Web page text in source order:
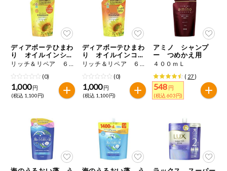
WEBカタログ
先着限定から探す
人気カテゴリ
食品から探す
家庭用品から探す
目的から探す
冷凍食品
ミールキット
など
麺類
レトルト・缶
詰・瓶詰
調味料・だ
し・油・ルー
特価情報
アレルゲン情報
特定原材料と特定原材料に準ずるものが含まれていない商品
を検索できます。
小麦 卵
落花生 かに くるみ
ディアボーテひまわ
り オイルインシャ
ンプー 詰替用
リッチ＆リペア ６６０ｍＬ
(0)
1,000 円
(税込 1,100円)
ディアボーテひまわ
り オイルインコン
ディショナー 詰替 リッチ＆リペア ６６０ｇ
(0)
1,000 円
(税込 1,100円)
アミノ シャンプ
ー つめかえ用
４００ｍＬ
( 27)
548 円
(税込 603円)